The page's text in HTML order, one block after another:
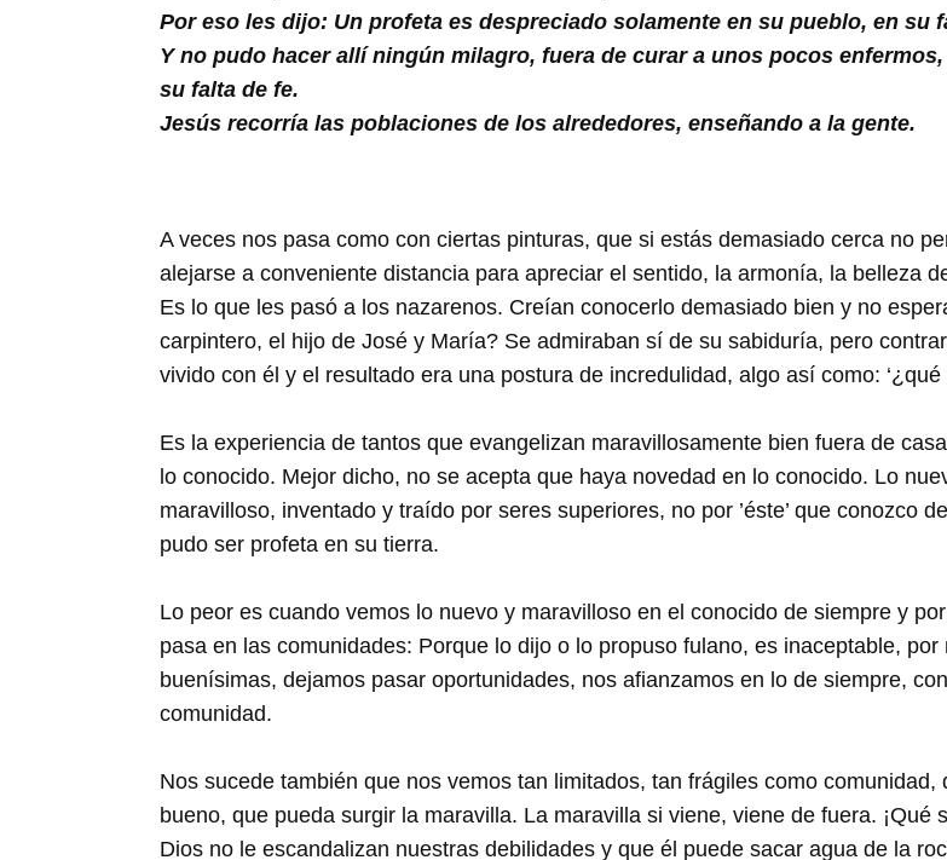
Por eso les dijo: Un profeta es despreciado solamente en su pueblo, en su
Y no pudo hacer allí ningún milagro, fuera de curar a unos pocos
su falta de fe.
Jesús recorría las poblaciones de los alrededores, enseñando a la gente.
A veces nos pasa como con ciertas pinturas, que si estás demasiado cerca no
alejarse a conveniente distancia para apreciar el sentido, la armonía, la belleza
Es lo que les pasó a los nazarenos. Creían conocerlo demasiado bien y no
carpintero, el hijo de José y María? Se admiraban sí de su sabiduría, pero
vivido con él y el resultado era una postura de incredulidad, algo así como: ‘¿qué
Es la experiencia de tantos que evangelizan maravillosamente bien fuera de
lo conocido. Mejor dicho, no se acepta que haya novedad en lo conocido. Lo
maravilloso, inventado y traído por seres superiores, no por ’éste’ que conozco
pudo ser profeta en su tierra.
Lo peor es cuando vemos lo nuevo y maravilloso en el conocido de siempre y
pasa en las comunidades: Porque lo dijo o lo propuso fulano, es inaceptable,
buenísimas, dejamos pasar oportunidades, nos afianzamos en lo de siempre,
comunidad.
Nos sucede también que nos vemos tan limitados, tan frágiles como
bueno, que pueda surgir la maravilla. La maravilla si viene, viene de fuera.
Dios no le escandalizan nuestras debilidades y que él puede sacar agua de la